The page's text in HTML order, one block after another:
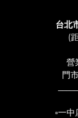
台北
(
營
門
▫️一中